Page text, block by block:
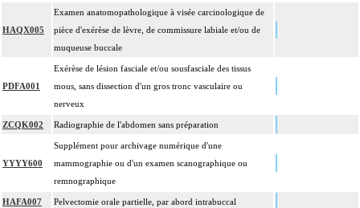
HAQX005
Examen anatomopathologique à visée carcinologique de
pièce d'exérèse de lèvre, de commissure labiale et/ou de
muqueuse buccale
PDFA001
Exérèse de lésion fasciale et/ou sousfasciale des tissus
mous, sans dissection d'un gros tronc vasculaire ou
nerveux
ZCQK002 Radiographie de l'abdomen sans préparation
YYYY600
Supplément pour archivage numérique d'une
mammographie ou d'un examen scanographique ou
remnographique
HAFA007 Pelvectomie orale partielle, par abord intrabuccal